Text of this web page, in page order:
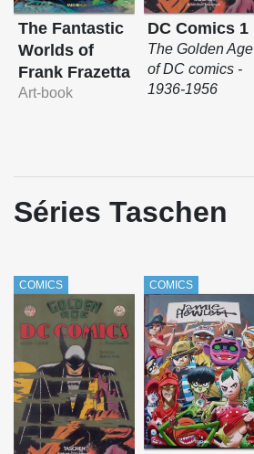
The Fantastic
Worlds of
Frank Frazetta
Art-book
DC Comics 1
The Golden Age
of DC comics -
1936-1956
Séries Taschen
COMICS COMICS